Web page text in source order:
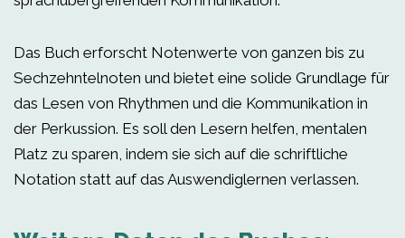
Das Buch erforscht Notenwerte von ganzen bis zu
Sechzehntelnoten und bietet eine solide Grundlage für
das Lesen von Rhythmen und die Kommunikation in
der Perkussion. Es soll den Lesern helfen, mentalen
Platz zu sparen, indem sie sich auf die schriftliche
Notation statt auf das Auswendiglernen verlassen.